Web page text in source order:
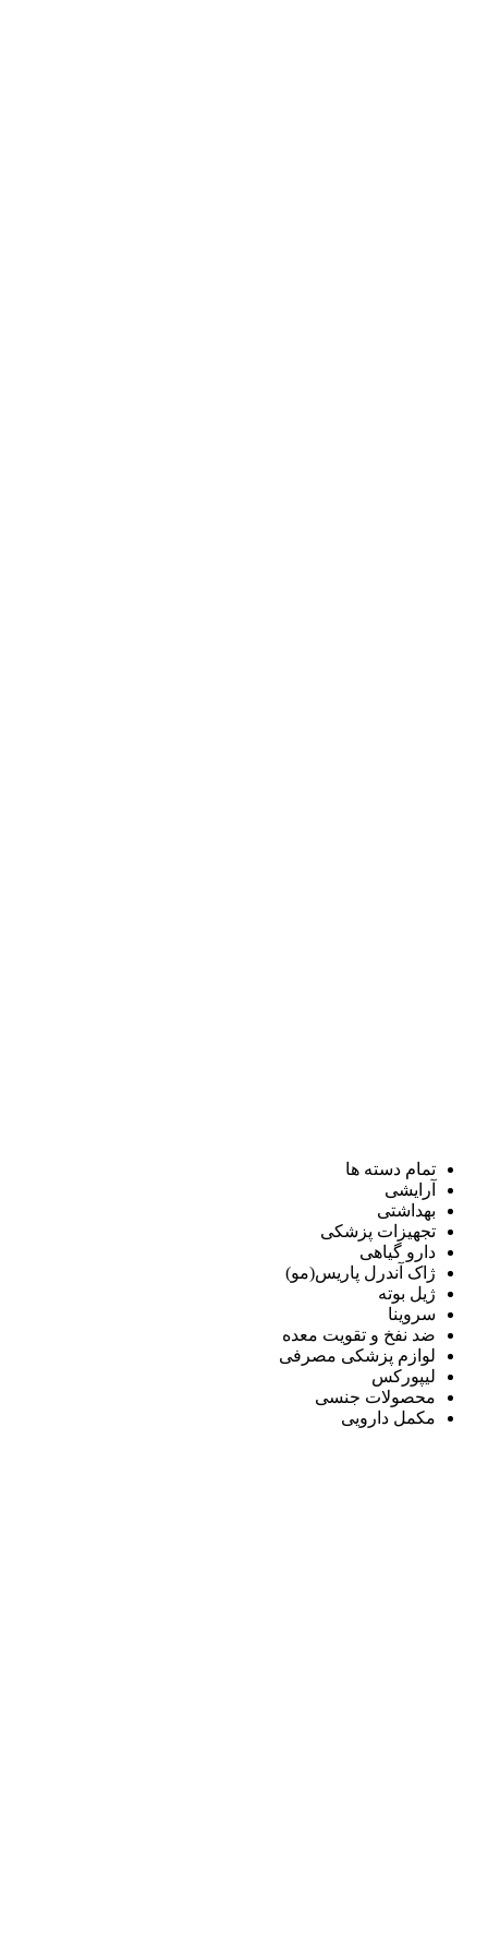
تمام دسته ها
آرایشی
بهداشتی
تجهیزات پزشکی
دارو گیاهی
ژاک آندرل پاریس(مو)
ژیل بوته
سروینا
ضد نفخ و تقویت معده
لوازم پزشکی مصرفی
لیپورکس
محصولات جنسی
مکمل دارویی